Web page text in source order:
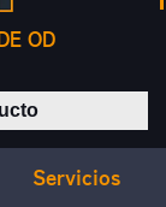
OD
Servicios